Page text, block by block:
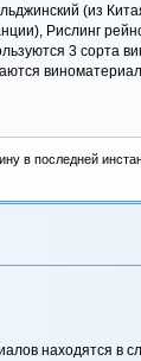
(из
Рислинг
3
в последней
находятся в